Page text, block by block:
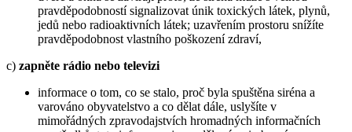
pravděpodobností signalizovat únik toxických látek, plynů,
jedů nebo radioaktivních látek; uzavřením prostoru snížíte
pravděpodobnost vlastního poškození zdraví,
c) zapněte rádio nebo televizi
informace o tom, co se stalo, proč byla spuštěna siréna a
varováno obyvatelstvo a co dělat dále, uslyšíte v
mimořádných zpravodajstvích hromadných informačních